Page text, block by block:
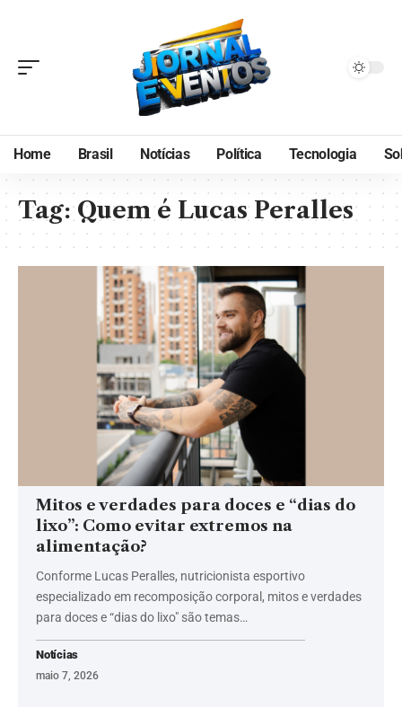
Home Brasil Notícias Política Tecnologia
Tag:Quem é Lucas Peralles
Mitos e verdades para doces e “dias do
lixo”: Como evitar extremos na
alimentação?
Conforme Lucas Peralles, nutricionista esportivo
especializado em recomposição corporal, mitos e verdades
para doces e “dias do lixo" são temas…
Notícias
maio 7, 2026